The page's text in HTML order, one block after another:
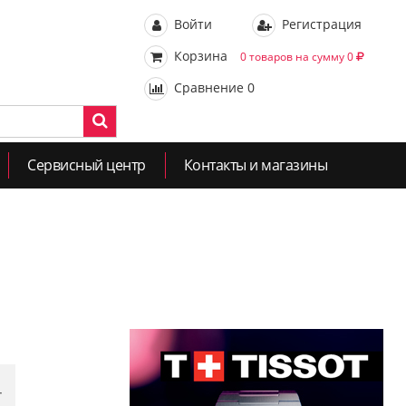
Войти
Регистрация
Корзина
0 товаров на сумму 0
Сравнение 0
Сервисный центр Контакты и магазины